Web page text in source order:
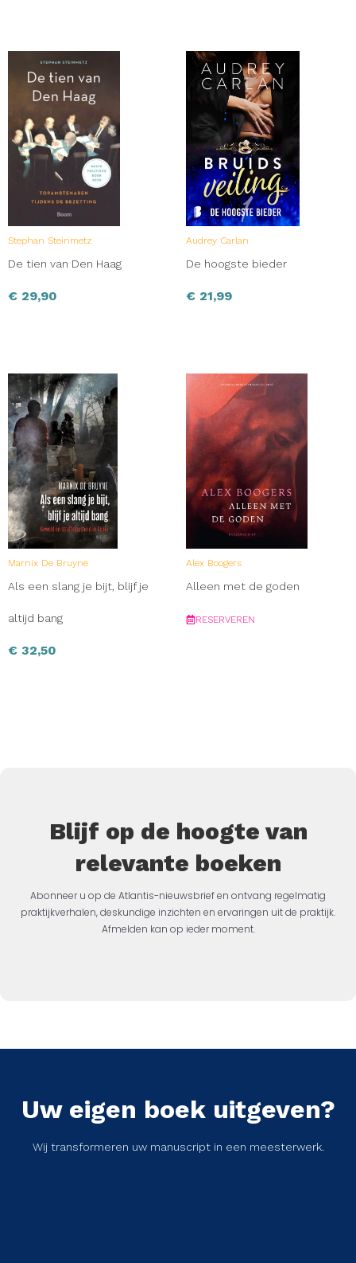
Stephan Steinmetz
De tien van Den Haag
€ 29,90
Audrey Carlan
De hoogste bieder
€ 21,99
Marnix De Bruyne
Als een slang je bijt, blijf je
altijd bang
€ 32,50
Alex Boogers
Alleen met de goden
RESERVEREN
Blijf op de hoogte van
relevante boeken
Abonneer u op de Atlantis-nieuwsbrief en ontvang regelmatig
praktijkverhalen, deskundige inzichten en ervaringen uit de praktijk.
Afmelden kan op ieder moment.
Uw eigen boek uitgeven?
Wij transformeren uw manuscript in een meesterwerk.